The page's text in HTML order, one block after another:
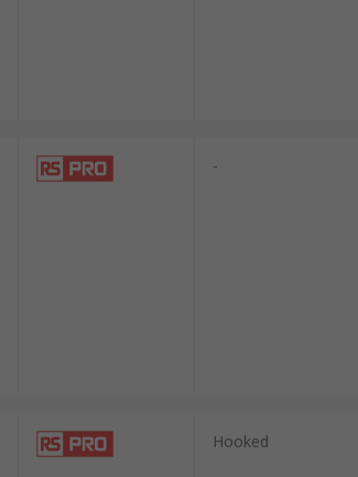
-
Hooked